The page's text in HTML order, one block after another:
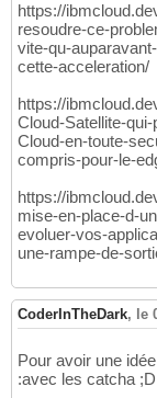
https://
resoudre-ce-
vite-qu-
cette-acceleration/
https://
Cloud-Satellite-
Cloud-en-toute-
compris-pour-le-
https://
mise-en-place-d-
evoluer-vos-
une-rampe-de-
CoderInTheDark, le
Pour avoir une
:avec les catcha ;D